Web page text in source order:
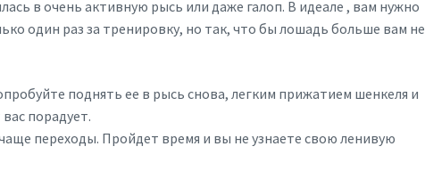
в очень активную рысь или даже галоп. В идеале , вам нужно
один раз за тренировку, но так, что бы лошадь больше вам не
поднять ее в рысь снова, легким прижатием шенкеля и
порадует.
переходы. Пройдет время и вы не узнаете свою ленивую